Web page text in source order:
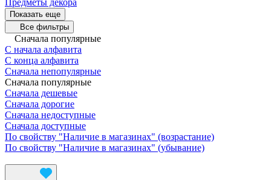
Показать еще
Все фильтры
Сначала популярные
С начала алфавита
С конца алфавита
Сначала непопулярные
Сначала популярные
Сначала дешевые
Сначала дорогие
Сначала недоступные
Сначала доступные
По свойству "Наличие в магазинах" (возрастание)
По свойству "Наличие в магазинах" (убывание)